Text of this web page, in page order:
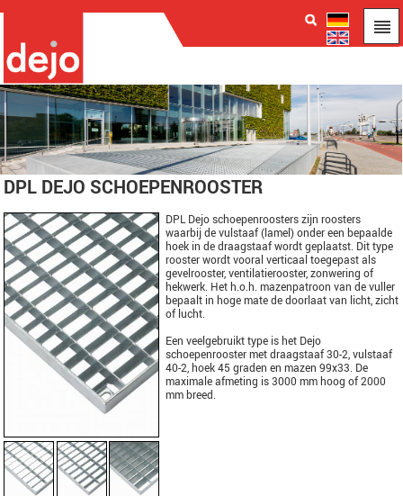
DPL DEJO SCHOEPENROOSTER
DPL Dejo schoepenroosters zijn roosters
waarbij de vulstaaf (lamel) onder een bepaalde
hoek in de draagstaaf wordt geplaatst. Dit type
rooster wordt vooral verticaal toegepast als
gevelrooster, ventilatierooster, zonwering of
hekwerk. Het h.o.h. mazenpatroon van de vuller
bepaalt in hoge mate de doorlaat van licht, zicht
of lucht.
Een veelgebruikt type is het Dejo
schoepenrooster met draagstaaf 30-2, vulstaaf
40-2, hoek 45 graden en mazen 99x33. De
maximale afmeting is 3000 mm hoog of 2000
mm breed.